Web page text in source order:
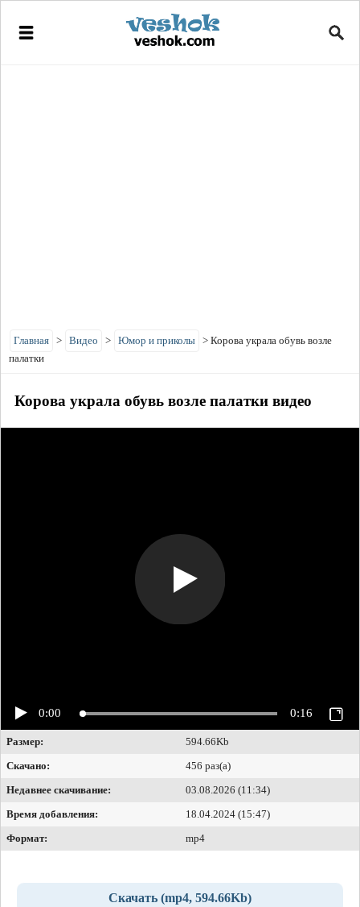
Главная > Видео > Юмор и приколы > Корова украла обувь возле
палатки
Корова украла обувь возле палатки видео
0:00 0:16
Размер:
594.66Kb
Скачано:
456 раз(а)
Недавнее скачивание:
03.08.2026 (11:34)
Время добавления:
18.04.2024 (15:47)
Формат:
mp4
Скачать (mp4, 594.66Kb)